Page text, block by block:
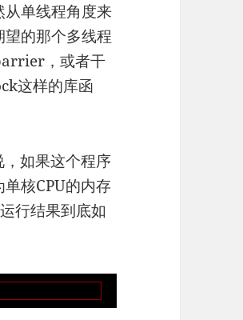
单线程角度来
的那个多线程
，或者干
这样的库函
如果这个程序
核CPU的内存
行结果到底如